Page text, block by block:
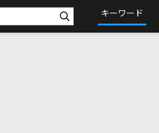
キーワード